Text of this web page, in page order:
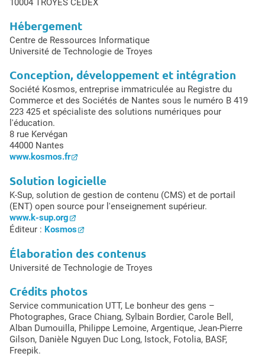
10004 TROYES CEDEX
Hébergement
Centre de Ressources Informatique
Université de Technologie de Troyes
Conception, développement et intégration
Société Kosmos, entreprise immatriculée au Registre du
Commerce et des Sociétés de Nantes sous le numéro B 419
223 425 et spécialiste des solutions numériques pour
l'éducation.
8 rue Kervégan
44000 Nantes
www.kosmos.fr
Solution logicielle
K-Sup, solution de gestion de contenu (CMS) et de portail
(ENT) open source pour l'enseignement supérieur.
www.k-sup.org
Éditeur : Kosmos
Élaboration des contenus
Université de Technologie de Troyes
Crédits photos
Service communication UTT, Le bonheur des gens –
Photographes, Grace Chiang, Sylbain Bordier, Carole Bell,
Alban Dumouilla, Philippe Lemoine, Argentique, Jean-Pierre
Gilson, Danièle Nguyen Duc Long, Istock, Fotolia, BASF,
Freepik.